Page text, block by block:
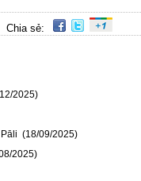
Chia sẻ:
2025)
Pāli (18/09/2025)
2025)